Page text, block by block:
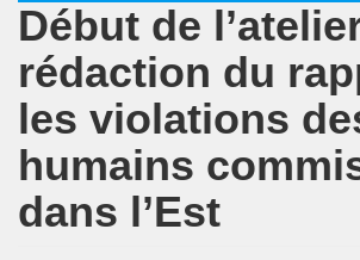
Début de
rédaction du
les violations
humains
dans l’Est